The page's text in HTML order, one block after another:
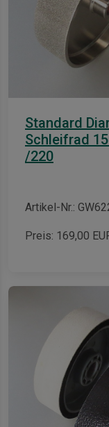
Standard
Schleifrad
/220
Artikel-Nr.:
Preis: 169,00